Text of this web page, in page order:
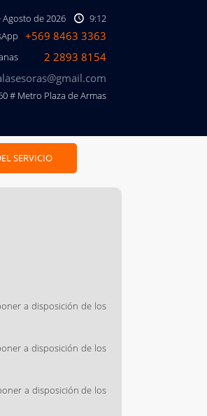
Agosto de 2026
9:12
+569 8463 3363
2 2893 8154
# Metro Plaza de Armas
SERVICIO
a disposición de los
a disposición de los
a disposición de los